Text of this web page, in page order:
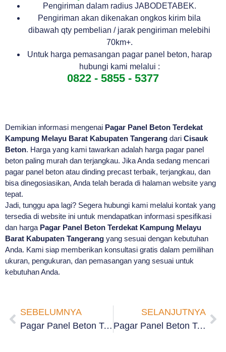
Pengiriman dalam radius JABODETABEK.
Pengiriman akan dikenakan ongkos kirim bila
dibawah qty pembelian / jarak pengiriman melebihi
70km+.
Untuk harga pemasangan pagar panel beton, harap
hubungi kami melalui :
0822 - 5855 - 5377
Demikian informasi mengenai Pagar Panel Beton Terdekat
Kampung Melayu Barat Kabupaten Tangerang dari Cisauk
Beton. Harga yang kami tawarkan adalah harga pagar panel
beton paling murah dan terjangkau. Jika Anda sedang mencari
pagar panel beton atau dinding precast terbaik, terjangkau, dan
bisa dinegosiasikan, Anda telah berada di halaman website yang
tepat.
Jadi, tunggu apa lagi? Segera hubungi kami melalui kontak yang
tersedia di website ini untuk mendapatkan informasi spesifikasi
dan harga Pagar Panel Beton Terdekat Kampung Melayu
Barat Kabupaten Tangerang yang sesuai dengan kebutuhan
Anda. Kami siap memberikan konsultasi gratis dalam pemilihan
ukuran, pengukuran, dan pemasangan yang sesuai untuk
kebutuhan Anda.
SEBELUMNYA
Pagar Panel Beton Terdekat Kampung Melayu Timur Kabupaten Tangerang
SELANJUTNYA
Pagar Panel Beton Terdekat Tanjung Pasir Barat Kabupaten Tangerang